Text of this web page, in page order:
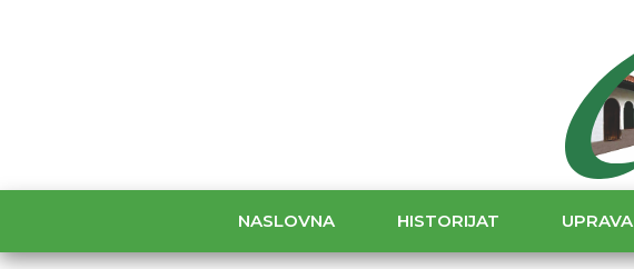
NASLOVNA HISTORIJAT UPRAVA